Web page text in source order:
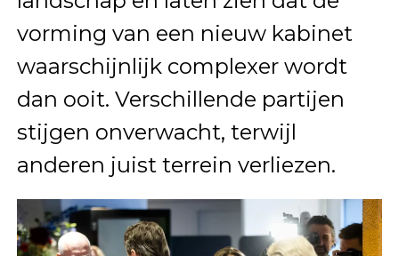
vorming van een nieuw kabinet
waarschijnlijk complexer wordt
dan ooit. Verschillende partijen
stijgen onverwacht, terwijl
anderen juist terrein verliezen.